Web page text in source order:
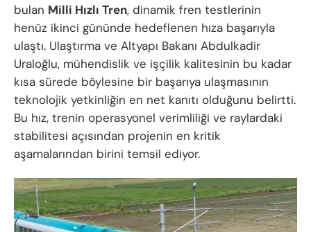
bulan Milli Hızlı Tren, dinamik fren testlerinin
henüz ikinci gününde hedeflenen hıza başarıyla
ulaştı. Ulaştırma ve Altyapı Bakanı Abdulkadir
Uraloğlu, mühendislik ve işçilik kalitesinin bu kadar
kısa sürede böylesine bir başarıya ulaşmasının
teknolojik yetkinliğin en net kanıtı olduğunu belirtti.
Bu hız, trenin operasyonel verimliliği ve raylardaki
stabilitesi açısından projenin en kritik
aşamalarından birini temsil ediyor.